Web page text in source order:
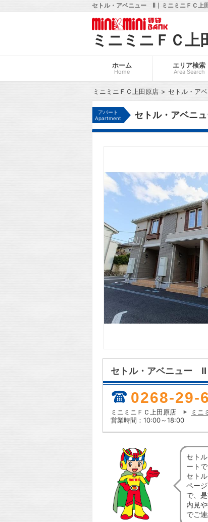
セトル・アベニュー Ⅱ｜ミニミニＦＣ上
ミニミニＦＣ上
ホーム
Home
エリア検索
Area Search
ミニミニＦＣ上田原店 セトル・ア
アパート
Apartment
セトル・アベニ
セトル・アベニュー Ⅱ
0268-29-
ミニミニＦＣ上田原店
ミニ
営業時間：10:00～18:00
セト
ートで
セト
ペー
で、
内見
でご